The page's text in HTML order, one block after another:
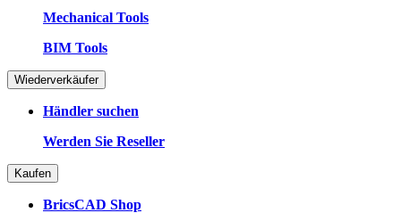
Mechanical Tools
BIM Tools
Wiederverkäufer
Händler suchen
Werden Sie Reseller
Kaufen
BricsCAD Shop